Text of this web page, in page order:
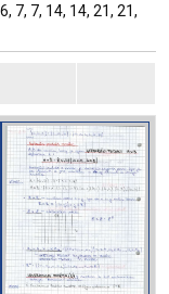
7, 7, 14, 14, 21, 21,